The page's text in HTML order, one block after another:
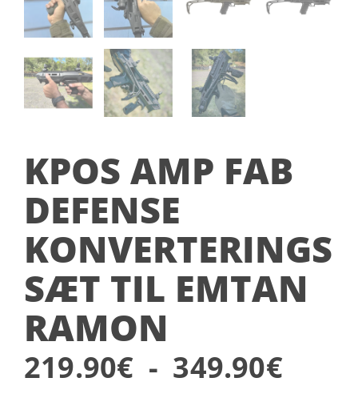
KPOS AMP FAB
DEFENSE
KONVERTERINGS
SÆT TIL EMTAN
RAMON
219.90€ - 349.90€